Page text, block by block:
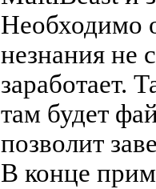
Необходимо
незнания не
заработает.
там будет
позволит
В конце